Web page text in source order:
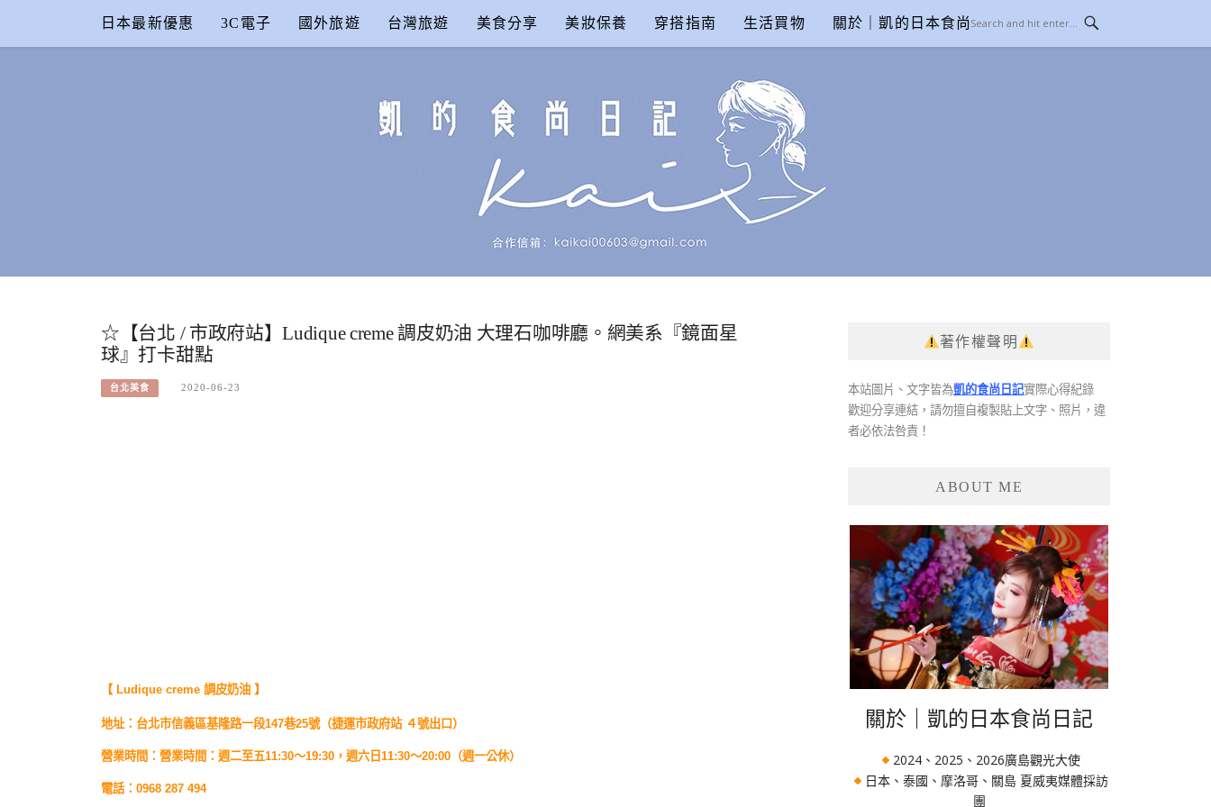
content
日本最新優惠 3C電子 國外旅遊 台灣旅遊 美食分享 美妝保養 穿搭指南 生活買物 關於｜凱的日本食尚日記
☆【台北 / 市政府站】Ludique creme 調皮奶油 大理石咖啡廳。網美系『鏡面星
球』打卡甜點
台北美食 2020-06-23
【 Ludique creme 調皮奶油 】
地址：台北市信義區基隆路一段147巷25號（捷運市政府站 ４號出口）
營業時間：營業時間：週二至五11:30～19:30，週六日11:30～20:00（週一公休）
電話：0968 287 494
著作權聲明
本站圖片、文字皆為凱的食尚日記實際心得紀錄
歡迎分享連結，請勿擅自複製貼上文字、照片，違
者必依法咎責！
ABOUT ME
關於｜凱的日本食尚日記
2024、2025、2026廣島觀光大使
日本、泰國、摩洛哥、關島 夏威夷媒體採訪
團